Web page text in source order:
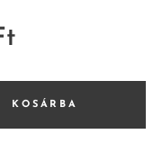
KOSÁRBA